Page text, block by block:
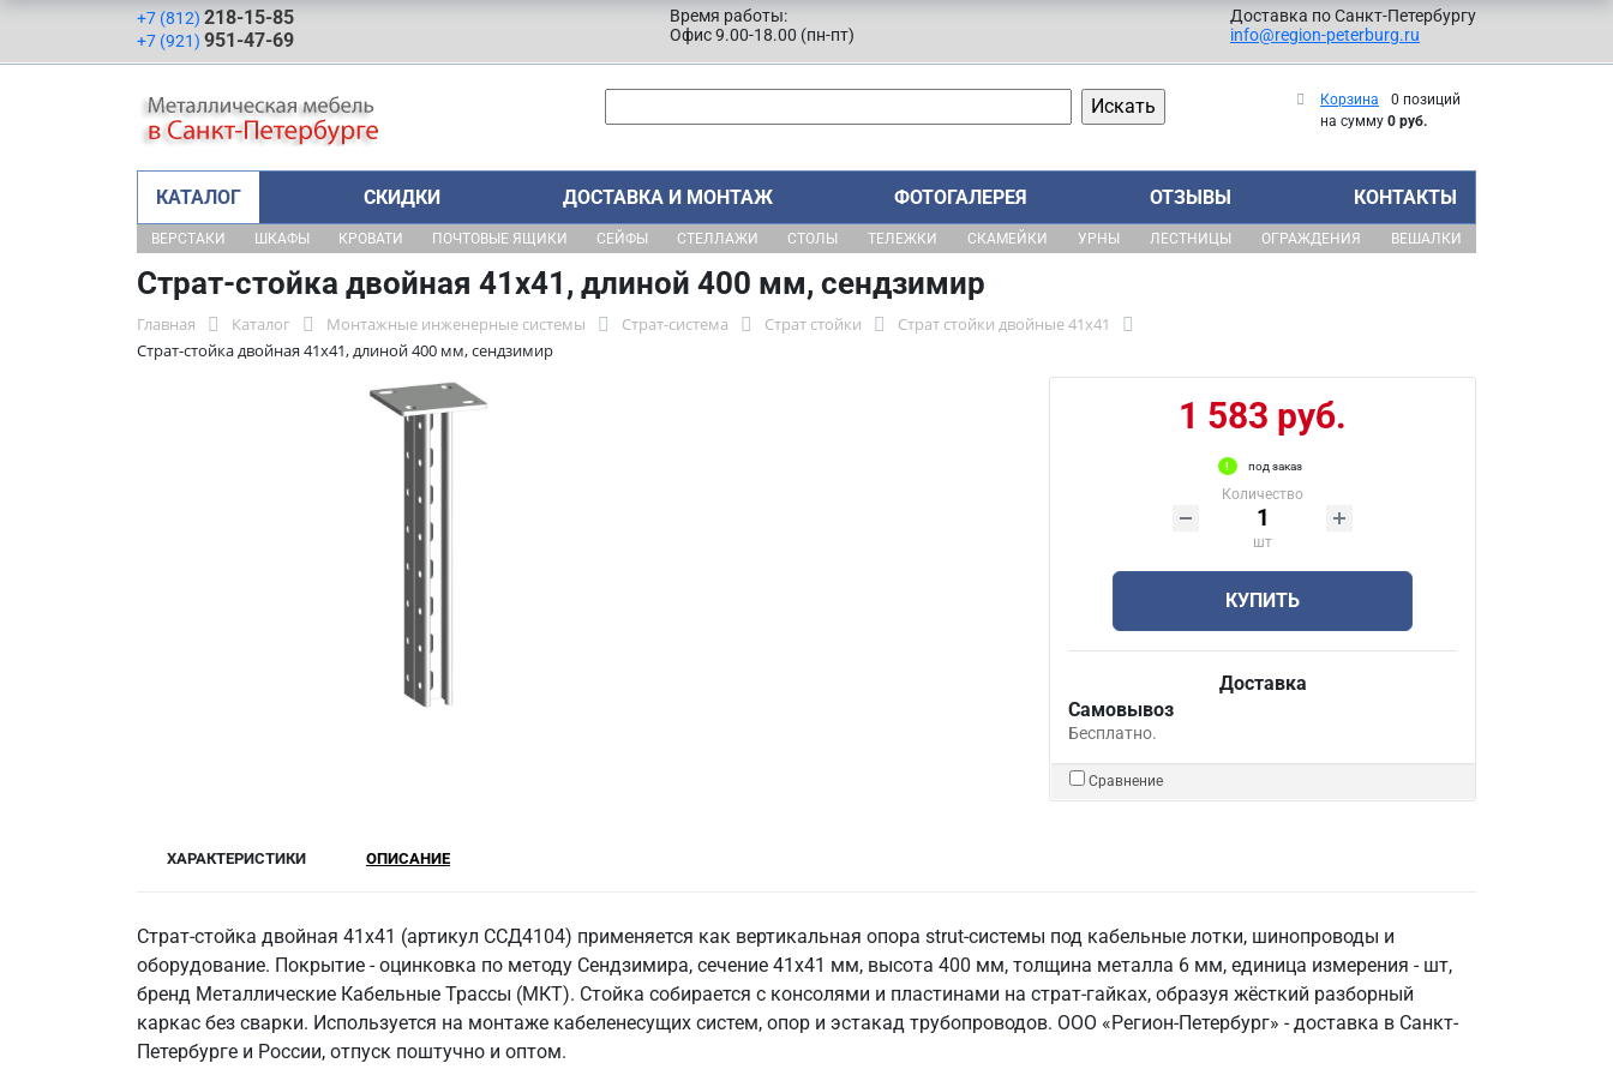
+7 (812) 218-15-85
+7 (921) 951-47-69
Время работы:
Офис 9.00-18.00 (пн-пт)
Доставка по Санкт-Петербургу
info@region-peterburg.ru
Корзина
0 позиций
на сумму 0 руб.
КАТАЛОГ СКИДКИ ДОСТАВКА И МОНТАЖ ФОТОГАЛЕРЕЯ ОТЗЫВЫ КОНТАКТЫ
ВЕРСТАКИ ШКАФЫ КРОВАТИ ПОЧТОВЫЕ ЯЩИКИ СЕЙФЫ СТЕЛЛАЖИ СТОЛЫ ТЕЛЕЖКИ СКАМЕЙКИ УРНЫ ЛЕСТНИЦЫ ОГРАЖДЕНИЯ ВЕШАЛКИ
Страт-стойка двойная 41х41, длиной 400 мм, сендзимир
Главная Каталог Монтажные инженерные системы Страт-система Страт стойки
Страт стойки двойные 41x41
Страт-стойка двойная 41х41, длиной 400 мм, сендзимир
1 583 руб.
под заказ
Количество
шт
КУПИТЬ
Доставка
Самовывоз
Бесплатно.
Сравнение
ХАРАКТЕРИСТИКИ ОПИСАНИЕ
Страт-стойка двойная 41x41 (артикул ССД4104) применяется как вертикальная опора strut-системы под кабельные лотки, шинопроводы и
оборудование. Покрытие - оцинковка по методу Сендзимира, сечение 41x41 мм, высота 400 мм, толщина металла 6 мм, единица измерения - шт,
бренд Металлические Кабельные Трассы (МКТ). Стойка собирается с консолями и пластинами на страт-гайках, образуя жёсткий разборный
каркас без сварки. Используется на монтаже кабеленесущих систем, опор и эстакад трубопроводов. ООО «Регион-Петербург» - доставка в Санкт-
Петербурге и России, отпуск поштучно и оптом.